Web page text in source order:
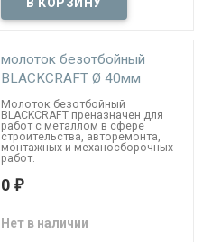
молоток безотбойный
BLACKCRAFT Ø 40мм
Молоток безотбойный
BLACKCRAFT преназначен для
работ с металлом в сфере
строительства, авторемонта,
монтажных и механосборочных
работ.
0 ₽
Нет в наличии